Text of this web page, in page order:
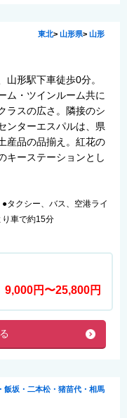
東北> 山形県> 山形
山形駅下車徒歩0分。
ム・ツインルーム共に
ラスの広さ。隣接のシ
ンターエスパルは、県
産品の品揃え。紅花の
キーステーションとし
タクシー、バス、空港ライ
車で約15分
9,000円〜25,800円
飯坂・二本松・猪苗代・相馬